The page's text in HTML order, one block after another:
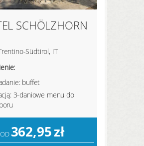
SCHÖLZHORN
Südtirol, IT
buffet
3-daniowe menu do
OD 362,95zł